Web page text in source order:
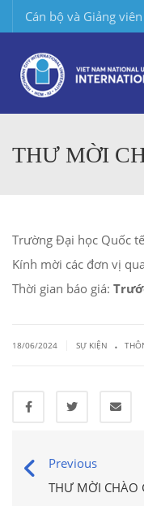
Cán bộ và Giảng viên
THƯ MỜI
Trường Đại học Quốc
Kính mời các đơn vị
Thời gian báo giá:
18/06/2024 SỰ KIỆN .
Previous
THƯ MỜI CHÀO